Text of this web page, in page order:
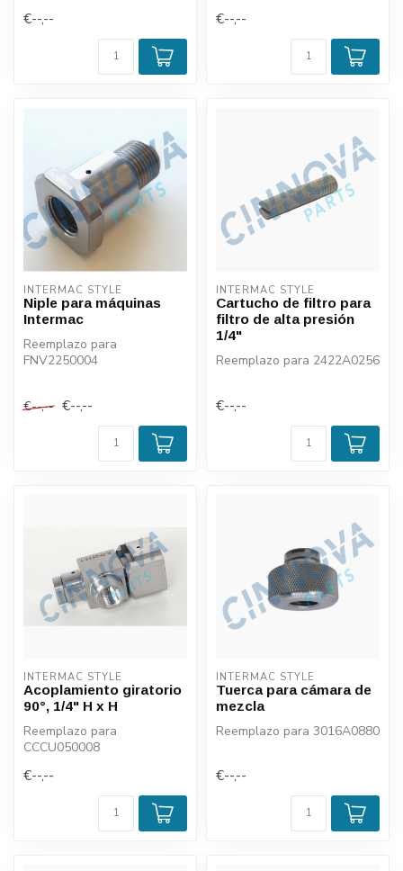
€--,-- €--,--
INTERMAC STYLE
Niple para máquinas
Intermac
Reemplazo para
FNV2250004
€--,-- €--,--
INTERMAC STYLE
Cartucho de filtro para
filtro de alta presión
1/4"
Reemplazo para 2422A0256
€--,--
INTERMAC STYLE
Acoplamiento giratorio
90°, 1/4" H x H
Reemplazo para
CCCU050008
€--,--
INTERMAC STYLE
Tuerca para cámara de
mezcla
Reemplazo para 3016A0880
€--,--